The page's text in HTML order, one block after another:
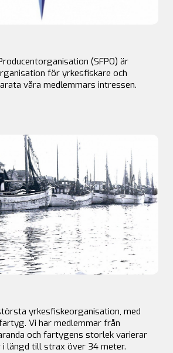
(SFPO) är
för yrkesfiskare och
våra medlemmars intressen.
yrkesfiskeorganisation, med
Vi har medlemmar från
och fartygens storlek varierar
längd till strax över 34 meter.